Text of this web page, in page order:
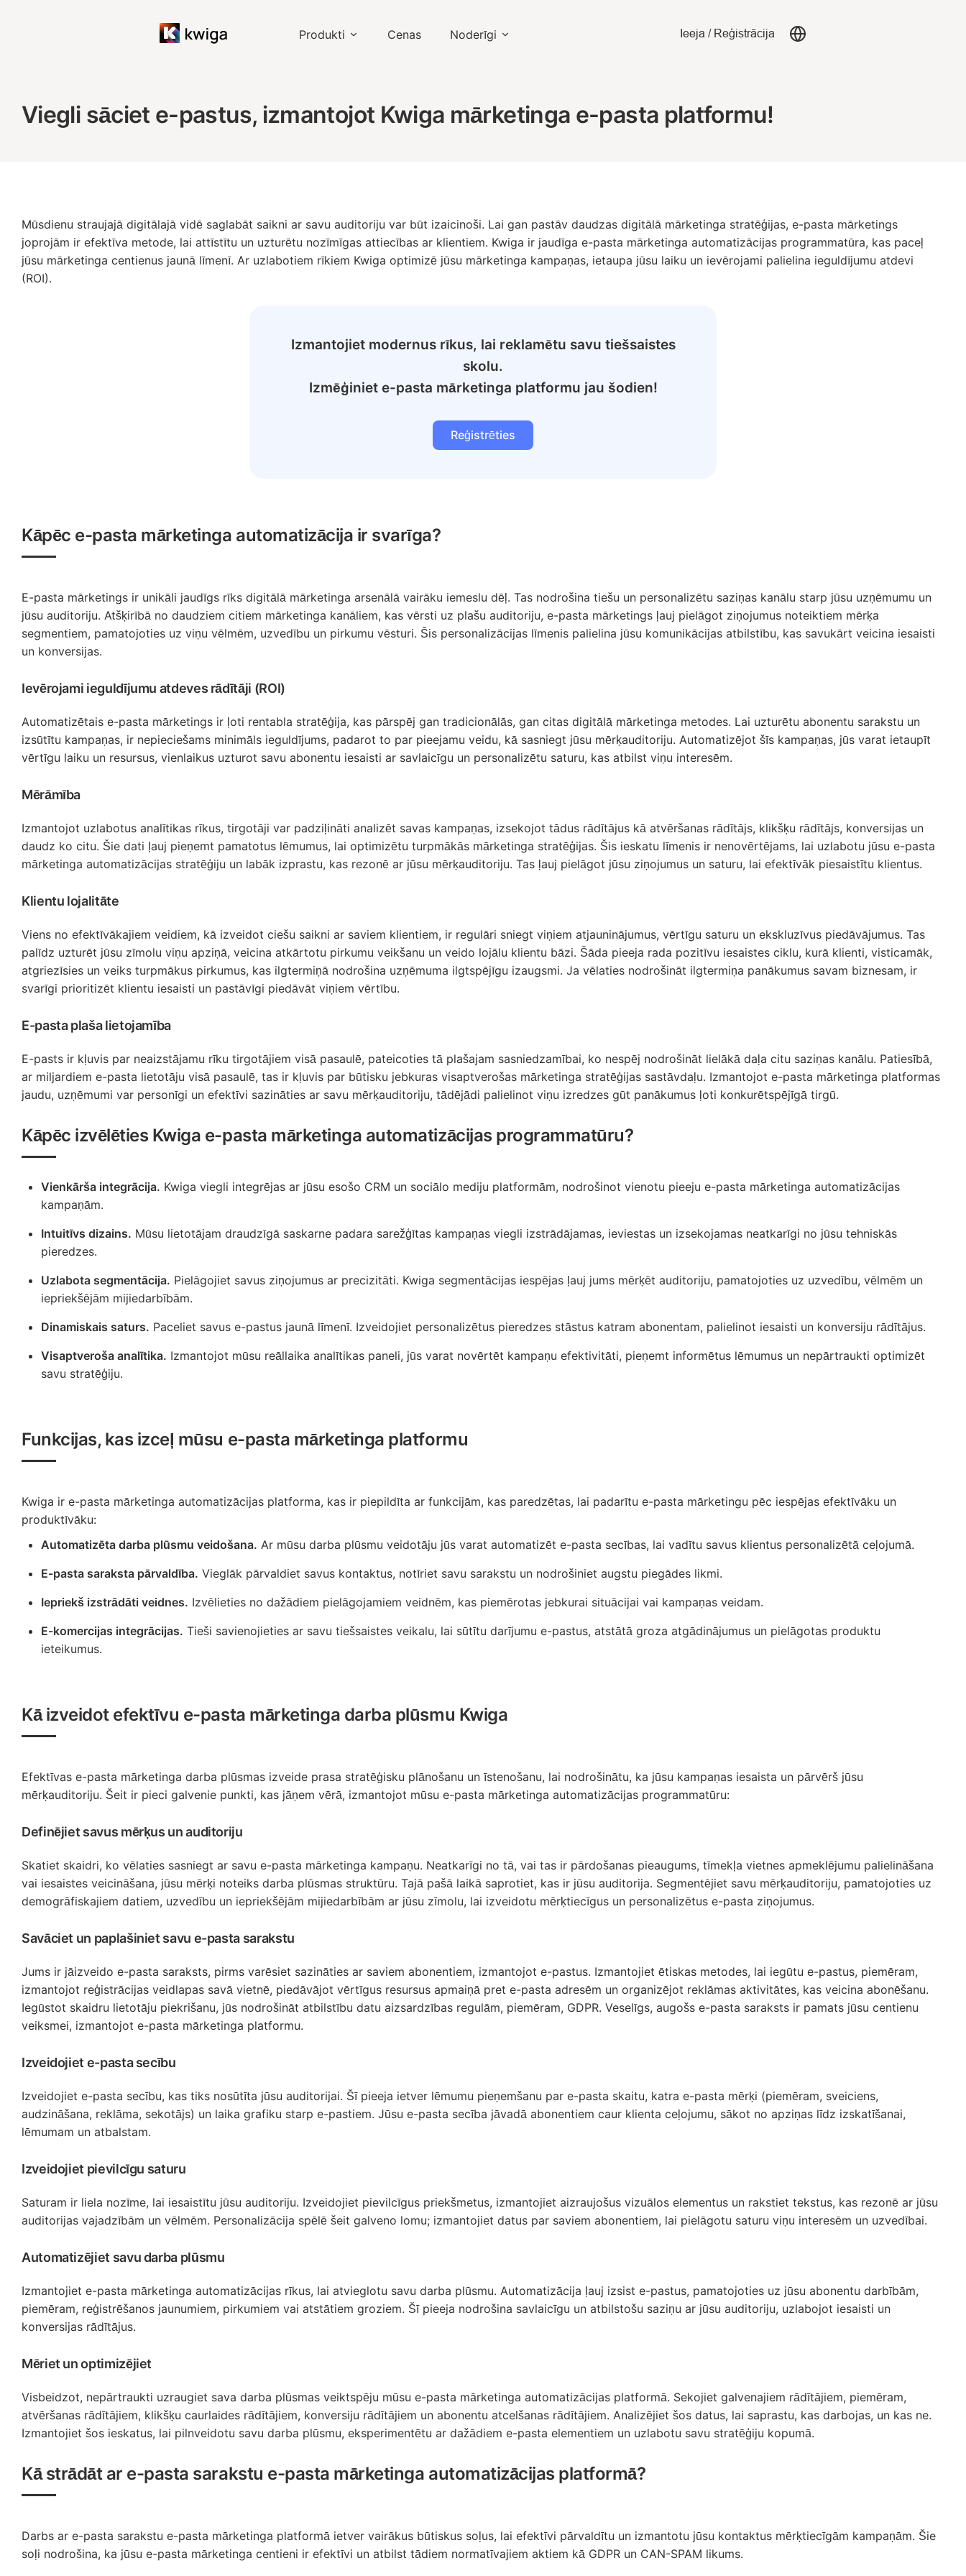
Produkti Cenas Noderīgi Ieeja / Reģistrācija
Viegli sāciet e-pastus, izmantojot Kwiga mārketinga e-pasta platformu!
Mūsdienu straujajā digitālajā vidē saglabāt saikni ar savu auditoriju var būt izaicinoši. Lai gan pastāv daudzas digitālā mārketinga stratēģijas, e-pasta mārketings
joprojām ir efektīva metode, lai attīstītu un uzturētu nozīmīgas attiecības ar klientiem. Kwiga ir jaudīga e-pasta mārketinga automatizācijas programmatūra, kas paceļ
jūsu mārketinga centienus jaunā līmenī. Ar uzlabotiem rīkiem Kwiga optimizē jūsu mārketinga kampaņas, ietaupa jūsu laiku un ievērojami palielina ieguldījumu atdevi
(ROI).
Izmantojiet modernus rīkus, lai reklamētu savu tiešsaistes
skolu.
Izmēģiniet e-pasta mārketinga platformu jau šodien!
Reģistrēties
Kāpēc e-pasta mārketinga automatizācija ir svarīga?
E-pasta mārketings ir unikāli jaudīgs rīks digitālā mārketinga arsenālā vairāku iemeslu dēļ. Tas nodrošina tiešu un personalizētu saziņas kanālu starp jūsu uzņēmumu un
jūsu auditoriju. Atšķirībā no daudziem citiem mārketinga kanāliem, kas vērsti uz plašu auditoriju, e-pasta mārketings ļauj pielāgot ziņojumus noteiktiem mērķa
segmentiem, pamatojoties uz viņu vēlmēm, uzvedību un pirkumu vēsturi. Šis personalizācijas līmenis palielina jūsu komunikācijas atbilstību, kas savukārt veicina iesaisti
un konversijas.
Ievērojami ieguldījumu atdeves rādītāji (ROI)
Automatizētais e-pasta mārketings ir ļoti rentabla stratēģija, kas pārspēj gan tradicionālās, gan citas digitālā mārketinga metodes. Lai uzturētu abonentu sarakstu un
izsūtītu kampaņas, ir nepieciešams minimāls ieguldījums, padarot to par pieejamu veidu, kā sasniegt jūsu mērķauditoriju. Automatizējot šīs kampaņas, jūs varat ietaupīt
vērtīgu laiku un resursus, vienlaikus uzturot savu abonentu iesaisti ar savlaicīgu un personalizētu saturu, kas atbilst viņu interesēm.
Mērāmība
Izmantojot uzlabotus analītikas rīkus, tirgotāji var padziļināti analizēt savas kampaņas, izsekojot tādus rādītājus kā atvēršanas rādītājs, klikšķu rādītājs, konversijas un
daudz ko citu. Šie dati ļauj pieņemt pamatotus lēmumus, lai optimizētu turpmākās mārketinga stratēģijas. Šis ieskatu līmenis ir nenovērtējams, lai uzlabotu jūsu e-pasta
mārketinga automatizācijas stratēģiju un labāk izprastu, kas rezonē ar jūsu mērķauditoriju. Tas ļauj pielāgot jūsu ziņojumus un saturu, lai efektīvāk piesaistītu klientus.
Klientu lojalitāte
Viens no efektīvākajiem veidiem, kā izveidot ciešu saikni ar saviem klientiem, ir regulāri sniegt viņiem atjauninājumus, vērtīgu saturu un ekskluzīvus piedāvājumus. Tas
palīdz uzturēt jūsu zīmolu viņu apziņā, veicina atkārtotu pirkumu veikšanu un veido lojālu klientu bāzi. Šāda pieeja rada pozitīvu iesaistes ciklu, kurā klienti, visticamāk,
atgriezīsies un veiks turpmākus pirkumus, kas ilgtermiņā nodrošina uzņēmuma ilgtspējīgu izaugsmi. Ja vēlaties nodrošināt ilgtermiņa panākumus savam biznesam, ir
svarīgi prioritizēt klientu iesaisti un pastāvīgi piedāvāt viņiem vērtību.
E-pasta plaša lietojamība
E-pasts ir kļuvis par neaizstājamu rīku tirgotājiem visā pasaulē, pateicoties tā plašajam sasniedzamībai, ko nespēj nodrošināt lielākā daļa citu saziņas kanālu. Patiesībā,
ar miljardiem e-pasta lietotāju visā pasaulē, tas ir kļuvis par būtisku jebkuras visaptverošas mārketinga stratēģijas sastāvdaļu. Izmantojot e-pasta mārketinga platformas
jaudu, uzņēmumi var personīgi un efektīvi sazināties ar savu mērķauditoriju, tādējādi palielinot viņu izredzes gūt panākumus ļoti konkurētspējīgā tirgū.
Kāpēc izvēlēties Kwiga e-pasta mārketinga automatizācijas programmatūru?
Vienkārša integrācija. Kwiga viegli integrējas ar jūsu esošo CRM un sociālo mediju platformām, nodrošinot vienotu pieeju e-pasta mārketinga automatizācijas
kampaņām.
Intuitīvs dizains. Mūsu lietotājam draudzīgā saskarne padara sarežģītas kampaņas viegli izstrādājamas, ieviestas un izsekojamas neatkarīgi no jūsu tehniskās
pieredzes.
Uzlabota segmentācija. Pielāgojiet savus ziņojumus ar precizitāti. Kwiga segmentācijas iespējas ļauj jums mērķēt auditoriju, pamatojoties uz uzvedību, vēlmēm un
iepriekšējām mijiedarbībām.
Dinamiskais saturs. Paceliet savus e-pastus jaunā līmenī. Izveidojiet personalizētus pieredzes stāstus katram abonentam, palielinot iesaisti un konversiju rādītājus.
Visaptveroša analītika. Izmantojot mūsu reāllaika analītikas paneli, jūs varat novērtēt kampaņu efektivitāti, pieņemt informētus lēmumus un nepārtraukti optimizēt
savu stratēģiju.
Funkcijas, kas izceļ mūsu e-pasta mārketinga platformu
Kwiga ir e-pasta mārketinga automatizācijas platforma, kas ir piepildīta ar funkcijām, kas paredzētas, lai padarītu e-pasta mārketingu pēc iespējas efektīvāku un
produktīvāku:
Automatizēta darba plūsmu veidošana. Ar mūsu darba plūsmu veidotāju jūs varat automatizēt e-pasta secības, lai vadītu savus klientus personalizētā ceļojumā.
E-pasta saraksta pārvaldība. Vieglāk pārvaldiet savus kontaktus, notīriet savu sarakstu un nodrošiniet augstu piegādes likmi.
Iepriekš izstrādāti veidnes. Izvēlieties no dažādiem pielāgojamiem veidnēm, kas piemērotas jebkurai situācijai vai kampaņas veidam.
E-komercijas integrācijas. Tieši savienojieties ar savu tiešsaistes veikalu, lai sūtītu darījumu e-pastus, atstātā groza atgādinājumus un pielāgotas produktu
ieteikumus.
Kā izveidot efektīvu e-pasta mārketinga darba plūsmu Kwiga
Efektīvas e-pasta mārketinga darba plūsmas izveide prasa stratēģisku plānošanu un īstenošanu, lai nodrošinātu, ka jūsu kampaņas iesaista un pārvērš jūsu
mērķauditoriju. Šeit ir pieci galvenie punkti, kas jāņem vērā, izmantojot mūsu e-pasta mārketinga automatizācijas programmatūru:
Definējiet savus mērķus un auditoriju
Skatiet skaidri, ko vēlaties sasniegt ar savu e-pasta mārketinga kampaņu. Neatkarīgi no tā, vai tas ir pārdošanas pieaugums, tīmekļa vietnes apmeklējumu palielināšana
vai iesaistes veicināšana, jūsu mērķi noteiks darba plūsmas struktūru. Tajā pašā laikā saprotiet, kas ir jūsu auditorija. Segmentējiet savu mērķauditoriju, pamatojoties uz
demogrāfiskajiem datiem, uzvedību un iepriekšējām mijiedarbībām ar jūsu zīmolu, lai izveidotu mērķtiecīgus un personalizētus e-pasta ziņojumus.
Savāciet un paplašiniet savu e-pasta sarakstu
Jums ir jāizveido e-pasta saraksts, pirms varēsiet sazināties ar saviem abonentiem, izmantojot e-pastus. Izmantojiet ētiskas metodes, lai iegūtu e-pastus, piemēram,
izmantojot reģistrācijas veidlapas savā vietnē, piedāvājot vērtīgus resursus apmaiņā pret e-pasta adresēm un organizējot reklāmas aktivitātes, kas veicina abonēšanu.
Iegūstot skaidru lietotāju piekrišanu, jūs nodrošināt atbilstību datu aizsardzības regulām, piemēram, GDPR. Veselīgs, augošs e-pasta saraksts ir pamats jūsu centienu
veiksmei, izmantojot e-pasta mārketinga platformu.
Izveidojiet e-pasta secību
Izveidojiet e-pasta secību, kas tiks nosūtīta jūsu auditorijai. Šī pieeja ietver lēmumu pieņemšanu par e-pasta skaitu, katra e-pasta mērķi (piemēram, sveiciens,
audzināšana, reklāma, sekotājs) un laika grafiku starp e-pastiem. Jūsu e-pasta secība jāvadā abonentiem caur klienta ceļojumu, sākot no apziņas līdz izskatīšanai,
lēmumam un atbalstam.
Izveidojiet pievilcīgu saturu
Saturam ir liela nozīme, lai iesaistītu jūsu auditoriju. Izveidojiet pievilcīgus priekšmetus, izmantojiet aizraujošus vizuālos elementus un rakstiet tekstus, kas rezonē ar jūsu
auditorijas vajadzībām un vēlmēm. Personalizācija spēlē šeit galveno lomu; izmantojiet datus par saviem abonentiem, lai pielāgotu saturu viņu interesēm un uzvedībai.
Automatizējiet savu darba plūsmu
Izmantojiet e-pasta mārketinga automatizācijas rīkus, lai atvieglotu savu darba plūsmu. Automatizācija ļauj izsist e-pastus, pamatojoties uz jūsu abonentu darbībām,
piemēram, reģistrēšanos jaunumiem, pirkumiem vai atstātiem groziem. Šī pieeja nodrošina savlaicīgu un atbilstošu saziņu ar jūsu auditoriju, uzlabojot iesaisti un
konversijas rādītājus.
Mēriet un optimizējiet
Visbeidzot, nepārtraukti uzraugiet sava darba plūsmas veiktspēju mūsu e-pasta mārketinga automatizācijas platformā. Sekojiet galvenajiem rādītājiem, piemēram,
atvēršanas rādītājiem, klikšķu caurlaides rādītājiem, konversiju rādītājiem un abonentu atcelšanas rādītājiem. Analizējiet šos datus, lai saprastu, kas darbojas, un kas ne.
Izmantojiet šos ieskatus, lai pilnveidotu savu darba plūsmu, eksperimentētu ar dažādiem e-pasta elementiem un uzlabotu savu stratēģiju kopumā.
Kā strādāt ar e-pasta sarakstu e-pasta mārketinga automatizācijas platformā?
Darbs ar e-pasta sarakstu e-pasta mārketinga platformā ietver vairākus būtiskus soļus, lai efektīvi pārvaldītu un izmantotu jūsu kontaktus mērķtiecīgām kampaņām. Šie
soļi nodrošina, ka jūsu e-pasta mārketinga centieni ir efektīvi un atbilst tādiem normatīvajiem aktiem kā GDPR un CAN-SPAM likums.